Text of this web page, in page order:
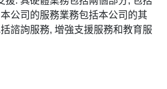
公司的服務業務包括本公司的其
諮詢服務, 增強支援服務和教育服